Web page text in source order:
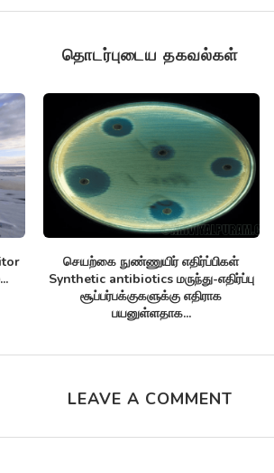
தொடர்புடைய தகவல்கள்
செயற்கை நுண்ணுயிர் எதிர்ப்பிகள்
Synthetic antibiotics மருந்து-எதிர்ப்பு
சூப்பர்பக்குகளுக்கு எதிராக
பயனுள்ளதாக...
LEAVE A COMMENT